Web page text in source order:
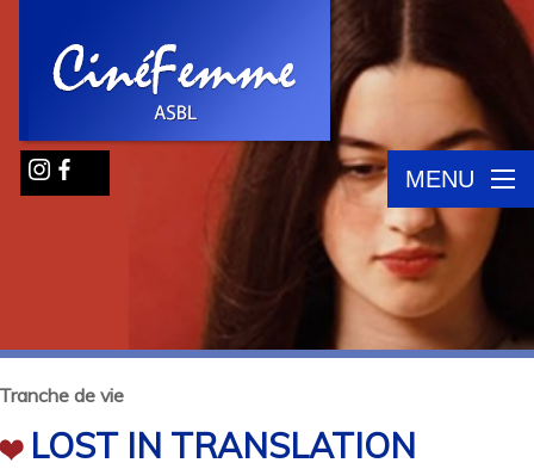
MENU
de vie
LOST IN TRANSLATION